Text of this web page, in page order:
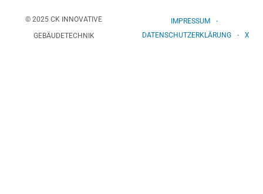
© 2025 CK INNOVATIVE
GEBÄUDETECHNIK
IMPRESSUM
DATENSCHUTZERKLÄRUNG
X